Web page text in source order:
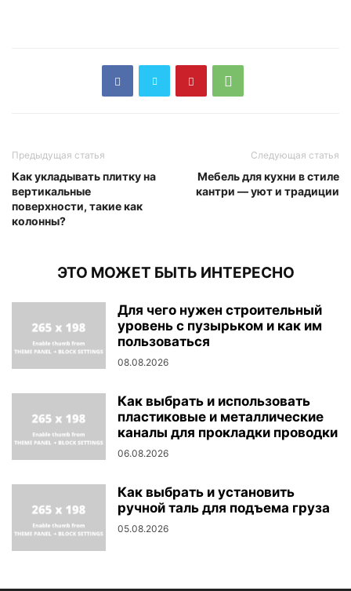
Предыдущая статья
Как укладывать плитку на
вертикальные
поверхности, такие как
колонны?
Следующая статья
Мебель для кухни в стиле
кантри — уют и традиции
ЭТО МОЖЕТ БЫТЬ ИНТЕРЕСНО
Для чего нужен строительный
уровень с пузырьком и как им
пользоваться
08.08.2026
Как выбрать и использовать
пластиковые и металлические
каналы для прокладки проводки
06.08.2026
Как выбрать и установить
ручной таль для подъема груза
05.08.2026